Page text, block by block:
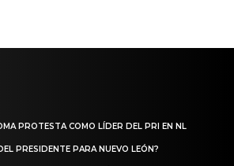
PROTESTA COMO LÍDER DEL PRI EN NL
PRESIDENTE PARA NUEVO LEÓN?